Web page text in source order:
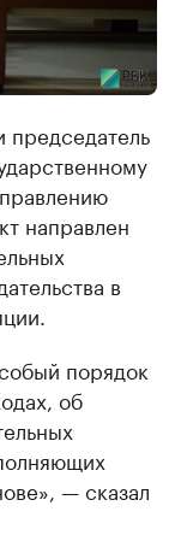
председатель
направлен
в
порядок
об
— сказал